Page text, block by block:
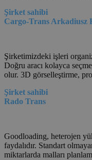
Şirket sahibi
Cargo-Trans Arkadiusz
Şirketimizdeki işleri
Doğru aracı kolayca
olur. 3D görselleştirme,
Şirket sahibi
Rado Trans
Goodloading, heterojen
faydalıdır. Standart
miktarlarda malları